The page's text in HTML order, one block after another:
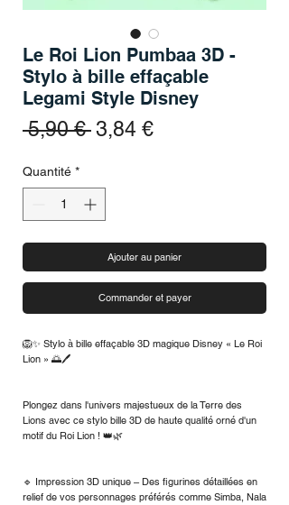
Le Roi Lion Pumbaa 3D -
Stylo à bille effaçable
Legami Style Disney
5,90 € Prix original
3,84 €Prix
Quantité *
Ajouter au panier
Commander et payer
🦁✨ Stylo à bille effaçable 3D magique Disney « Le Roi
Lion » 🌅🖊️
Plongez dans l'univers majestueux de la Terre des
Lions avec ce stylo bille 3D de haute qualité orné d'un
motif du Roi Lion ! 👑🌿
🔹 Impression 3D unique – Des figurines détaillées en
relief de vos personnages préférés comme Simba, Nala